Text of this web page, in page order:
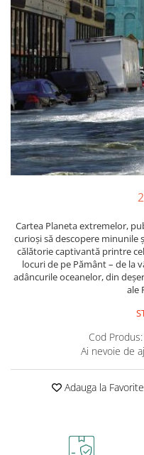
Coperți caiete si cărți
Etichete școlare
Carnete pentru elevi
Lupe și articole educative
Foarfece școlare
Globuri pământești
Cutii sandwich și caserole
Umbrele pentru copii
Termosuri
Pahare și sticle pentru
Caiete dictando
Caiete matematică
Caiete muzică
Caiete geografie și biologie
Rezerve pentru caiete
Hârtie pentru lucru manual
Rigle și Echere
Cartea Planeta extremelor,
curioși să descopere minunile
călătorie captivantă printre
locuri de pe Pământ – de la
adâncurile oceanelor, din
ale
Cod Produs:
Ai nevoie de
Adauga la Favorite